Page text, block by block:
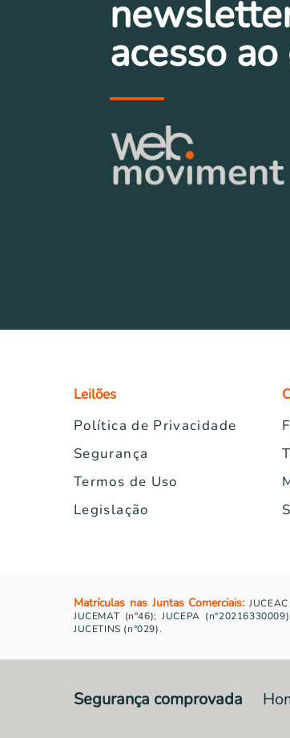
acesso
Leilões
Política de Privacidade
Segurança
Termos de Uso
Legislação
Matrículas nas Juntas Comerciais:
JUCEMAT (n°46); JUCEPA
JUCETINS (n°029).
Segurança comprovada